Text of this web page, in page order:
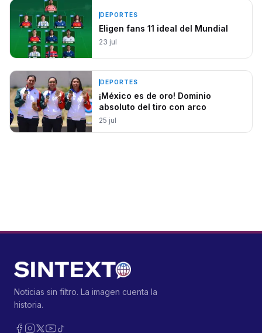
DEPORTES
Eligen fans 11 ideal del Mundial
23 jul
DEPORTES
¡México es de oro! Dominio
absoluto del tiro con arco
25 jul
Noticias sin filtro. La imagen cuenta la
historia.